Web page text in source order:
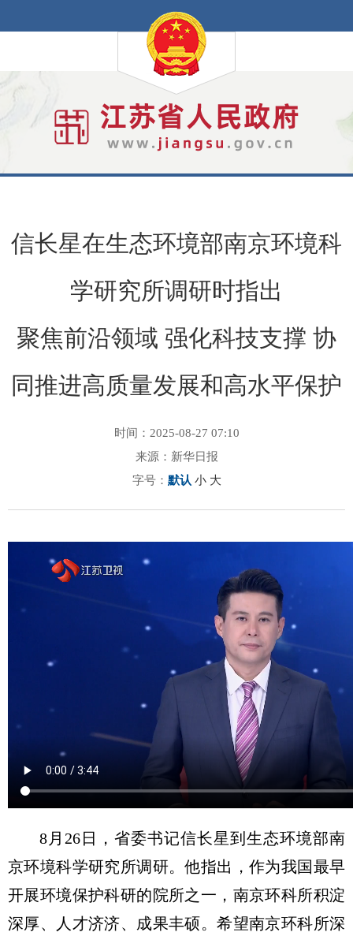
信长星在生态环境部南京环境科
学研究所调研时指出
聚焦前沿领域 强化科技支撑 协
同推进高质量发展和高水平保护
时间：2025-08-27 07:10
来源：新华日报
字号： 默认 小 大
8月26日，省委书记信长星到生态环境部南
京环境科学研究所调研。他指出，作为我国最早
开展环境保护科研的院所之一，南京环科所积淀
深厚、人才济济、成果丰硕。希望南京环科所深